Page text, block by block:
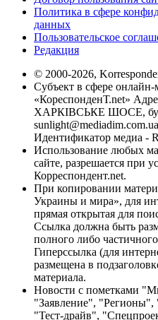
Политика в сфере
данных
Пользовательское
Редакция
© 2000-2026,
Субъект в сфере
«КореспонденТ.net»
ХАРКІВСЬКЕ ШОСЕ,
sunlight@mediadim.com.ua
Идентификатор медиа -
Использование любых
сайте, разрешается при
Корреспондент.net.
При копировании
Украины и мира», для
прямая открытая для
Ссылка должна быть
полного либо
Гиперссылка (для
размещена в
материала.
Новости с пометками
"Заявление",
"Тест-драйв",